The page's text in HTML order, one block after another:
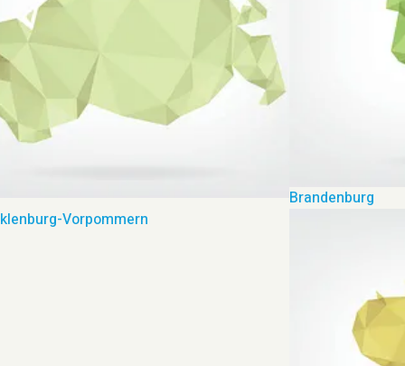
Vorpommern
Brandenburg